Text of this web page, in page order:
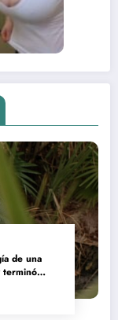
de una
terminó